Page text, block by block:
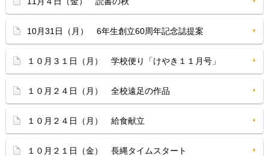
10月31日（月） 6年生創立60周年記念誌提案
１０月３１日（月） 学校便り「けやき１１月号」
１０月２４日（月） 全校遠足の作品
１０月２４日（月） 給食献立
１０月２１日（金） 長縄タイムスタート